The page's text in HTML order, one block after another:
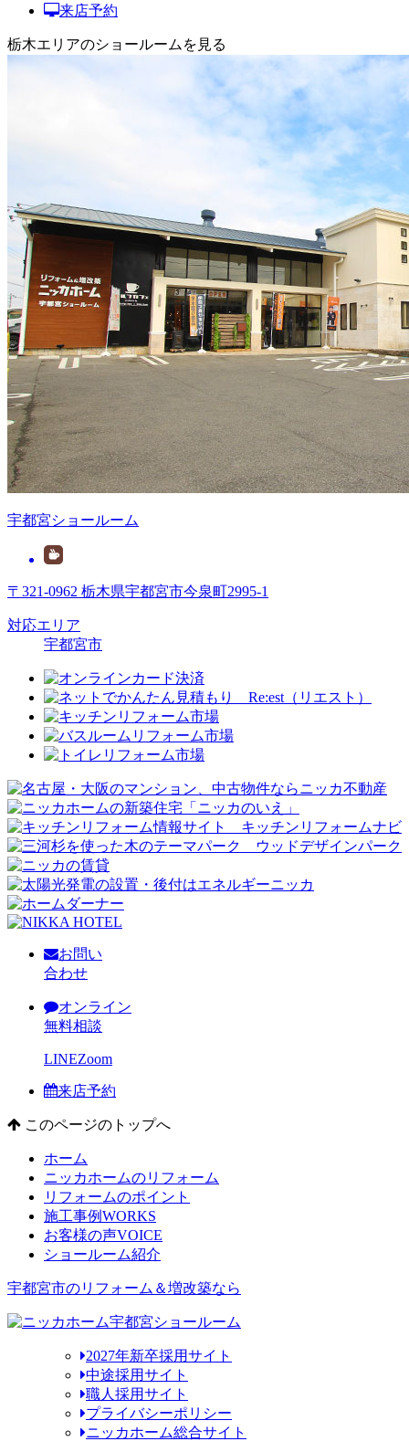
来店予約
栃木エリアのショールームを見る
宇都宮ショールーム
〒321-0962 栃木県宇都宮市今泉町2995-1
対応エリア
宇都宮市
お問い
合わせ
オンライン
無料相談
LINEZoom
来店予約
このページのトップへ
ホーム
ニッカホームのリフォーム
リフォームのポイント
施工事例WORKS
お客様の声VOICE
ショールーム紹介
宇都宮市のリフォーム＆増改築なら
2027年新卒採用サイト
中途採用サイト
職人採用サイト
プライバシーポリシー
ニッカホーム総合サイト